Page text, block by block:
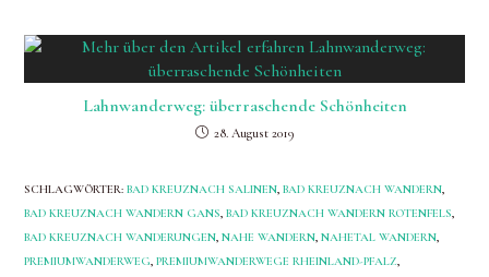
Lahnwanderweg: überraschende Schönheiten
28. August 2019
SCHLAGWÖRTER:BAD KREUZNACH SALINEN, BAD KREUZNACH WANDERN,
BAD KREUZNACH WANDERN GANS, BAD KREUZNACH WANDERN ROTENFELS,
BAD KREUZNACH WANDERUNGEN, NAHE WANDERN, NAHETAL WANDERN,
PREMIUMWANDERWEG, PREMIUMWANDERWEGE RHEINLAND-PFALZ,